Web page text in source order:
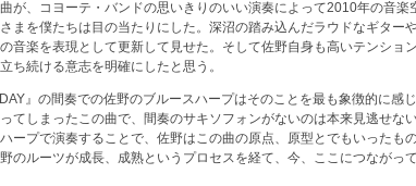
が、コヨーテ・バンドの思いきりのいい演奏によって2010年の音楽
まを僕たちは目の当たりにした。深沼の踏み込んだラウドなギター
音楽を表現として更新して見せた。そして佐野自身も高いテンショ
ち続ける意志を明確にしたと思う。
』の間奏での佐野のブルースハープはそのことを最も象徴的に感
ってしまったこの曲で、間奏のサキソフォンがないのは本来見逃せな
ープで演奏することで、佐野はこの曲の原点、原型とでもいったも
のルーツが成長、成熟というプロセスを経て、今、ここにつながっ